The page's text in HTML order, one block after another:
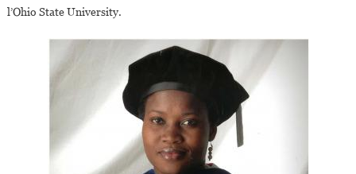
l’Ohio State University.